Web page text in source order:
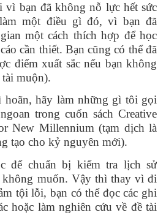
bạn đã không nỗ lực hết sức
một điều gì đó, vì bạn đã
một cách thích hợp để học
cần thiết. Bạn cũng có thể đã
điểm xuất sắc nếu bạn không
tài muộn).
hoãn, hãy làm những gì tôi gọi
trong cuốn sách Creative
New Millennium (tạm dịch là
tạo cho kỷ nguyên mới).
để chuẩn bị kiểm tra lịch sử
không muốn. Vậy thì thay vì đi
tội lỗi, bạn có thể đọc các ghi
hoặc làm nghiên cứu về đề tài